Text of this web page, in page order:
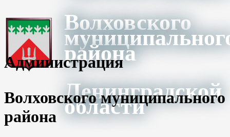
Волховского
района
Ленинградской
области
Администрация
Волховского муниципального
района